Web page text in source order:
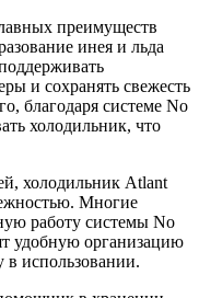
преимуществ
инея и льда
и сохранять свежесть
благодаря системе No
холодильник, что
холодильник Atlant
Многие
работу системы No
удобную организацию
в использовании.